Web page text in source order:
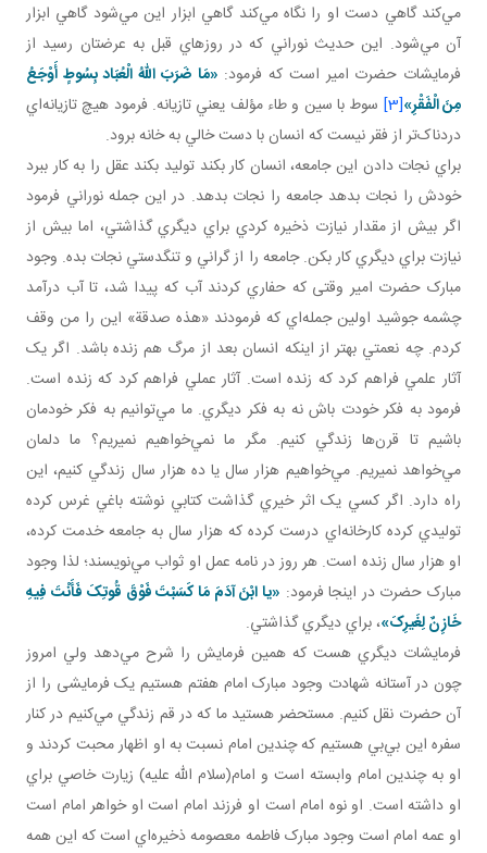
مي‌کند گاهي دست او را نگاه مي‌کند گاهي ابزار اين مي‌شود گاهي ابزار
آن مي‌شود. اين حديث نوراني که در روزهاي قبل به عرضتان رسيد از
فرمايشات حضرت امير است که فرمود: «مَا ضَرَبَ اللهُ الْعُبَاد بِسُوطٍ أَوْجَعُ
مِنَ الْفَقْرِ»[3]
سوط با سين و طاء مؤلف يعني تازيانه. فرمود هيچ تازيانه‌اي
دردناک‌تر از فقر نيست که انسان با دست خالي به خانه برود.
براي نجات دادن اين جامعه، انسان کار بکند توليد بکند عقل را به کار ببرد
خودش را نجات بدهد جامعه را نجات بدهد. در اين جمله نوراني فرمود
اگر بيش از مقدار نيازت ذخيره کردي براي ديگري گذاشتي، اما بيش از
نيازت براي ديگري کار بکن. جامعه را از گراني و تنگدستي نجات بده. وجود
مبارک حضرت امير وقتی که حفاري کردند آب که پيدا شد، تا آب درآمد
چشمه جوشيد اولين جمله‌اي که فرمودند «هذه صدقة» اين را من وقف
کردم. چه نعمتي بهتر از اينکه انسان بعد از مرگ هم زنده باشد. اگر يک
آثار علمي فراهم کرد که زنده است. آثار عملي فراهم کرد که زنده است.
فرمود به فکر خودت باش نه به فکر ديگري. ما مي‌توانيم به فکر خودمان
باشيم تا قرن‌ها زندگي کنيم. مگر ما نمي‌خواهيم نميريم؟ ما دلمان
مي‌خواهد نميريم. مي‌خواهيم هزار سال يا ده هزار سال زندگي کنيم، اين
راه دارد. اگر کسي يک اثر خيري گذاشت کتابي نوشته باغي غرس کرده
توليدي کرده کارخانه‌اي درست کرده که هزار سال به جامعه خدمت کرده،
او هزار سال زنده است. هر روز در نامه عمل او ثواب مي‌نويسند؛ لذا وجود
مبارک حضرت در اينجا فرمود: «يا ابْنَ آدَمَ مَا کَسَبْتَ فَوْقَ قُوتِکَ فَأَنْتَ فِيهِ
خَازِنٌ لِغَيرِکَ»، براي ديگري گذاشتي.
فرمايشات ديگري هست که همين فرمايش را شرح مي‌دهد ولي امروز
چون در آستانه شهادت وجود مبارک امام هفتم هستيم يک فرمايشی را از
آن حضرت نقل کنيم. مستحضر هستيد ما که در قم زندگي مي‌کنيم در کنار
سفره اين بي‌بي هستيم که چندين امام نسبت به او اظهار محبت کردند و
او به چندين امام وابسته است و امام(سلام الله عليه) زيارت خاصي براي
او داشته است. او نوه امام است او فرزند امام است او خواهر امام است
او عمه امام است وجود مبارک فاطمه معصومه ذخيره‌اي است که اين همه